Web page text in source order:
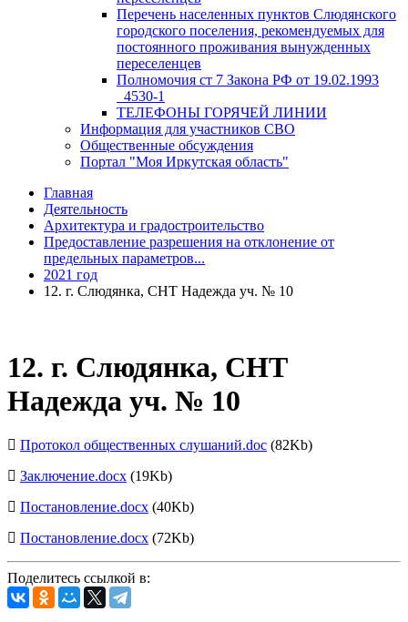
Перечень населенных пунктов Слюдянского
городского поселения, рекомендуемых для
постоянного проживания вынужденных
переселенцев
Полномочия ст 7 Закона РФ от 19.02.1993
_4530-1
ТЕЛЕФОНЫ ГОРЯЧЕЙ ЛИНИИ
Информация для участников СВО
Общественные обсуждения
Портал "Моя Иркутская область"
Главная
Деятельность
Архитектура и градостроительство
Предоставление разрешения на отклонение от
предельных параметров...
2021 год
12. г. Слюдянка, СНТ Надежда уч. № 10
12. г. Слюдянка, СНТ
Надежда уч. № 10
Протокол общественных слушаний.doc (82Kb)
Заключение.docx (19Kb)
Постановление.docx (40Kb)
Постановление.docx (72Kb)
Поделитесь ссылкой в: